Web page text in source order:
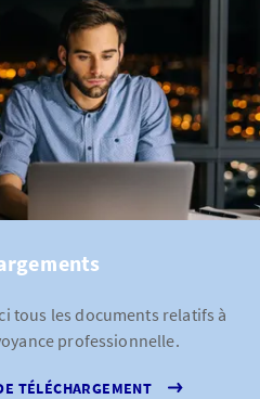
tous les documents relatifs à
professionnelle.
TÉLÉCHARGEMENT